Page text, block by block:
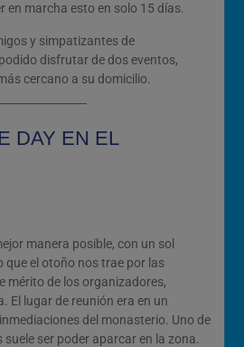
en marcha esto en solo 15 días.
y simpatizantes de
disfrutar de dos eventos,
cercano a su domicilio.
DAY EN EL
manera posible, con un sol
que el otoño nos trae por las
mérito de los organizadores,
El lugar de reunión era en un
del monasterio. Uno de
suele ser poder aparcar en la zona.